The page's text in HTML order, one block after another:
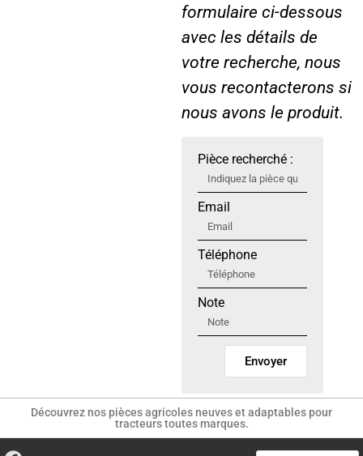
formulaire ci-dessous
avec les détails de
votre recherche, nous
vous recontacterons si
nous avons le produit.
Pièce recherché :
Email
Téléphone
Note
Envoyer
Découvrez nos pièces agricoles neuves et adaptables pour
tracteurs toutes marques.